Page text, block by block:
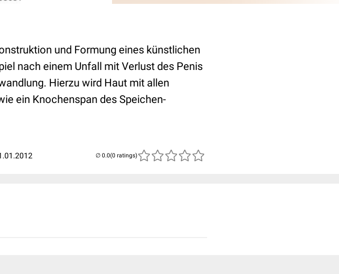
und Formung eines künstlichen
nach einem Unfall mit Verlust des Penis
Hierzu wird Haut mit allen
ein Knochenspan des Speichen-
(0 ratings)